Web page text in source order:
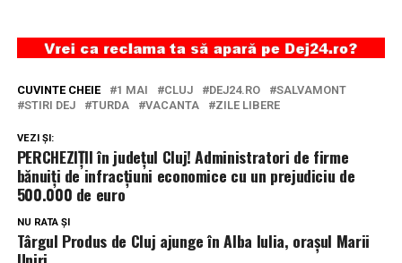
CUVINTE CHEIE 1 MAI CLUJ DEJ24.RO
SALVAMONT
STIRI DEJ
TURDA VACANTA ZILE LIBERE
VEZI ȘI:
PERCHEZIȚII în județul Cluj! Administratori de firme
bănuiți de infracțiuni economice cu un prejudiciu de
500.000 de euro
NU RATA ȘI
Târgul Produs de Cluj ajunge în Alba Iulia, orașul Marii